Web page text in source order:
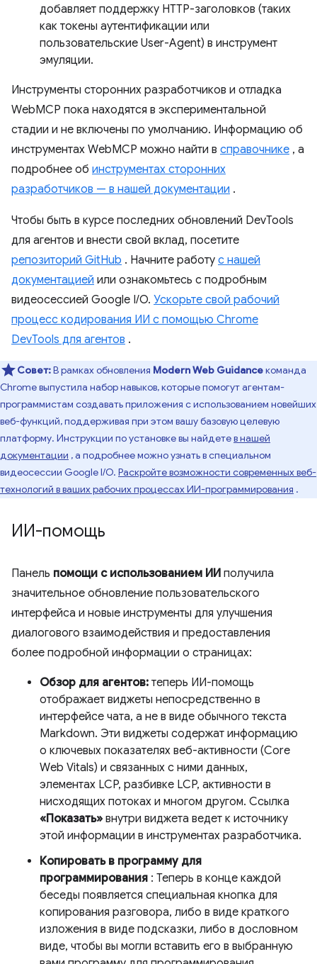
добавляет поддержку HTTP-заголовков (таких
как токены аутентификации или
пользовательские User-Agent) в инструмент
эмуляции.
Инструменты сторонних разработчиков и отладка
WebMCP пока находятся в экспериментальной
стадии и не включены по умолчанию. Информацию об
инструментах WebMCP можно найти в справочнике , а
подробнее об инструментах сторонних
разработчиков — в нашей документации .
Чтобы быть в курсе последних обновлений DevTools
для агентов и внести свой вклад, посетите
репозиторий GitHub . Начните работу с нашей
документацией или ознакомьтесь с подробным
видеосессией Google I/O. Ускорьте свой рабочий
процесс кодирования ИИ с помощью Chrome
DevTools для агентов .
Совет:В рамках обновления Modern Web Guidanceкоманда
Chrome выпустила набор навыков, которые помогут агентам-
программистам создавать приложения с использованием новейших
веб-функций, поддерживая при этом вашу базовую целевую
платформу. Инструкции по установке вы найдетев нашей
документации , а подробнее можно узнать в специальном
видеосессии Google I/O. Раскройте возможности современных веб-
технологий в ваших рабочих процессах ИИ-программирования .
ИИ-помощь
Панель помощи с использованием ИИ получила
значительное обновление пользовательского
интерфейса и новые инструменты для улучшения
диалогового взаимодействия и предоставления
более подробной информации о страницах:
Обзор для агентов: теперь ИИ-помощь
отображает виджеты непосредственно в
интерфейсе чата, а не в виде обычного текста
Markdown. Эти виджеты содержат информацию
о ключевых показателях веб-активности (Core
Web Vitals) и связанных с ними данных,
элементах LCP, разбивке LCP, активности в
нисходящих потоках и многом другом. Ссылка
«Показать» внутри виджета ведет к источнику
этой информации в инструментах разработчика.
Копировать в программу для
программирования : Теперь в конце каждой
беседы появляется специальная кнопка для
копирования разговора, либо в виде краткого
изложения в виде подсказки, либо в дословном
виде, чтобы вы могли вставить его в выбранную